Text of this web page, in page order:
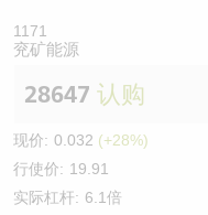
1171
兖矿能源
28647 认购
现价: 0.032 (+28%)
行使价: 19.91
实际杠杆: 6.1倍